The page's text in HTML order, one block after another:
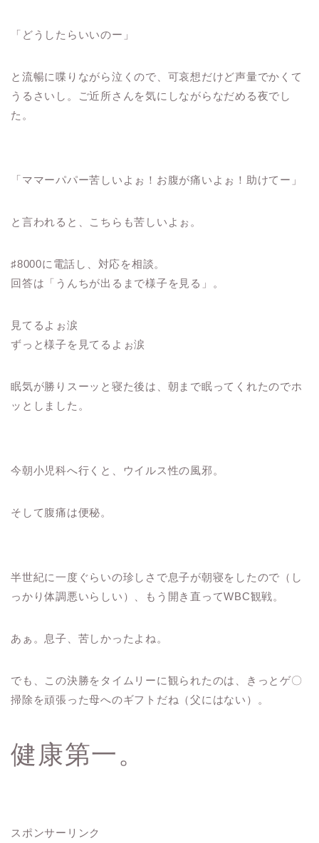
「どうしたらいいのー」
と流暢に喋りながら泣くので、可哀想だけど声量でかくて
うるさいし。ご近所さんを気にしながらなだめる夜でし
た。
「ママーパパー苦しいよぉ！お腹が痛いよぉ！助けてー」
と言われると、こちらも苦しいよぉ。
♯8000に電話し、対応を相談。
回答は「うんちが出るまで様子を見る」。
見てるよぉ涙
ずっと様子を見てるよぉ涙
眠気が勝りスーッと寝た後は、朝まで眠ってくれたのでホ
ッとしました。
今朝小児科へ行くと、ウイルス性の風邪。
そして腹痛は便秘。
半世紀に一度ぐらいの珍しさで息子が朝寝をしたので（し
っかり体調悪いらしい）、もう開き直ってWBC観戦。
あぁ。息子、苦しかったよね。
でも、この決勝をタイムリーに観られたのは、きっとゲ〇
掃除を頑張った母へのギフトだね（父にはない）。
健康第一。
スポンサーリンク